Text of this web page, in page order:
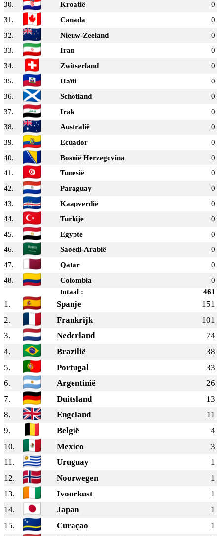
30.
Kroatië
0
31.
Canada
0
32.
Nieuw-Zeeland
0
33.
Iran
0
34.
Zwitserland
0
35.
Haïti
0
36.
Schotland
0
37.
Irak
0
38.
Australië
0
39.
Ecuador
0
40.
Bosnië Herzegovina
0
41.
Tunesië
0
42.
Paraguay
0
43.
Kaapverdië
0
44.
Turkije
0
45.
Egypte
0
46.
Saoedi-Arabië
0
47.
Qatar
0
48.
Colombia
0
totaal :
461
1. Spanje
151
2.
Frankrijk
101
3.
Nederland
74
4.
Brazilië
38
5.
Portugal
33
6.
Argentinië
26
7.
Duitsland
13
8.
Engeland
11
9.
België
4
10.
Mexico
3
11.
Uruguay
1
12.
Noorwegen
1
13.
Ivoorkust
1
14.
Japan
1
15.
Curaçao
1